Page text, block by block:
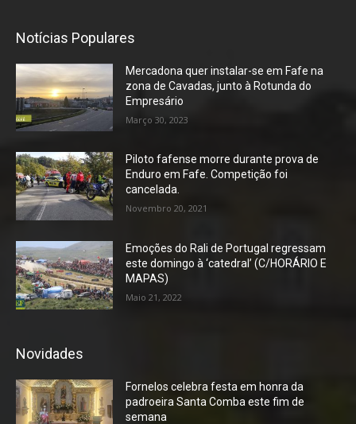
Notícias Populares
Mercadona quer instalar-se em Fafe na
zona de Cavadas, junto à Rotunda do
Empresário
Março 30, 2023
Piloto fafense morre durante prova de
Enduro em Fafe. Competição foi
cancelada.
Novembro 20, 2021
Emoções do Rali de Portugal regressam
este domingo à ‘catedral’ (C/HORÁRIO E
MAPAS)
Maio 21, 2022
Novidades
Fornelos celebra festa em honra da
padroeira Santa Comba este fim de
semana